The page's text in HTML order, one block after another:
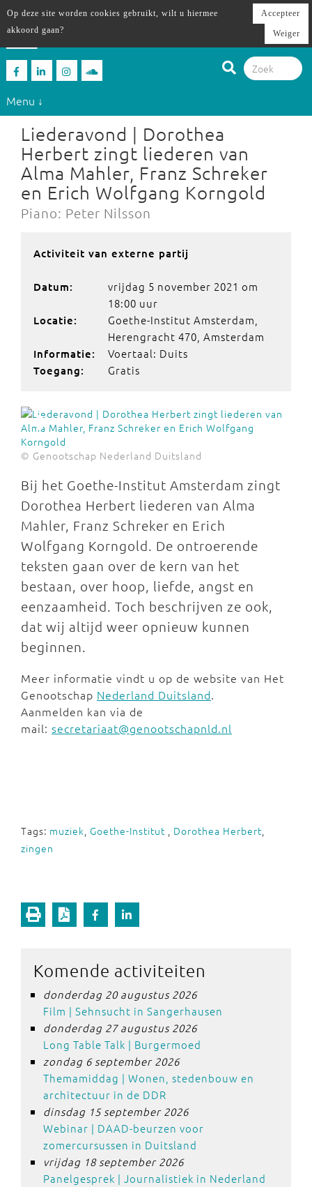
Menu ↓
Liederavond | Dorothea
Herbert zingt liederen van
Alma Mahler, Franz Schreker
en Erich Wolfgang Korngold
Piano: Peter Nilsson
Activiteit van externe partij
Datum:
vrijdag 5 november 2021 om
18:00 uur
Locatie:
Goethe-Institut Amsterdam,
Herengracht 470, Amsterdam
Informatie: Voertaal: Duits
Toegang: Gratis
© Genootschap Nederland Duitsland
Bij het Goethe-Institut Amsterdam zingt
Dorothea Herbert liederen van Alma
Mahler, Franz Schreker en Erich
Wolfgang Korngold. De ontroerende
teksten gaan over de kern van het
bestaan, over hoop, liefde, angst en
eenzaamheid. Toch beschrijven ze ook,
dat wij altijd weer opnieuw kunnen
beginnen.
Meer informatie vindt u op de website van Het
Genootschap Nederland Duitsland.
Aanmelden kan via de
mail: secretariaat@genootschapnld.nl
Tags: muziek, Goethe-Institut , Dorothea Herbert,
zingen
Komende activiteiten
donderdag 20 augustus 2026
Film | Sehnsucht in Sangerhausen
donderdag 27 augustus 2026
Long Table Talk | Burgermoed
zondag 6 september 2026
Themamiddag | Wonen, stedenbouw en
architectuur in de DDR
dinsdag 15 september 2026
Webinar | DAAD-beurzen voor
zomercursussen in Duitsland
vrijdag 18 september 2026
Panelgesprek | Journalistiek in Nederland
Op deze site worden cookies gebruikt, wilt u hiermee
akkoord gaan?
Accepteer
Weiger